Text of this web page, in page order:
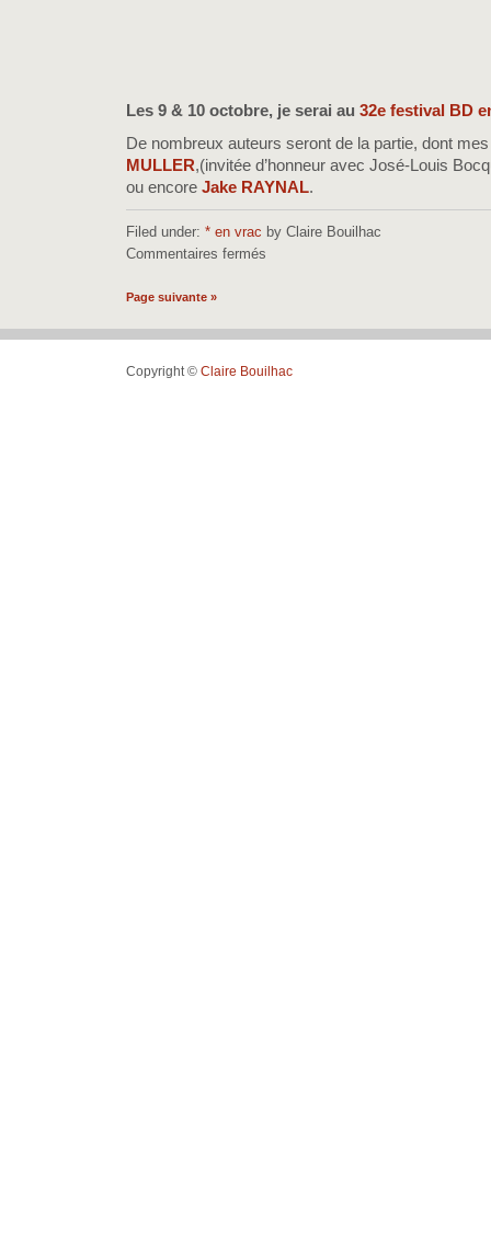
Les 9 & 10 octobre, je serai au 32e festival BD
De nombreux auteurs seront de la partie, dont
MULLER,(invitée d’honneur avec José-Louis
ou encore Jake RAYNAL.
Filed under: * en vrac by Claire Bouilhac
Commentaires fermés
Auberoche
Page suivante »
Copyright © Claire Bouilhac